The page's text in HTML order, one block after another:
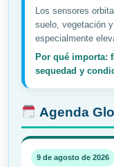
Los sensores
suelo, vegetación
especialmente
Por qué importa:
sequedad y
Agenda
9 de agosto de 2026